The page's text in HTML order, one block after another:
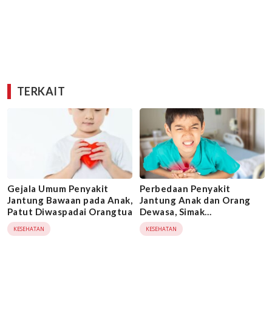
TERKAIT
Gejala Umum Penyakit
Jantung Bawaan pada Anak,
Patut Diwaspadai Orangtua
KESEHATAN
Perbedaan Penyakit
Jantung Anak dan Orang
Dewasa, Simak
Penjelasannya!
KESEHATAN